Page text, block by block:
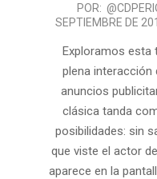
POR:
SEPTIEMBRE DE
Exploramos esta
plena interacción
anuncios
clásica tanda
posibilidades: sin
que viste el actor
aparece en la